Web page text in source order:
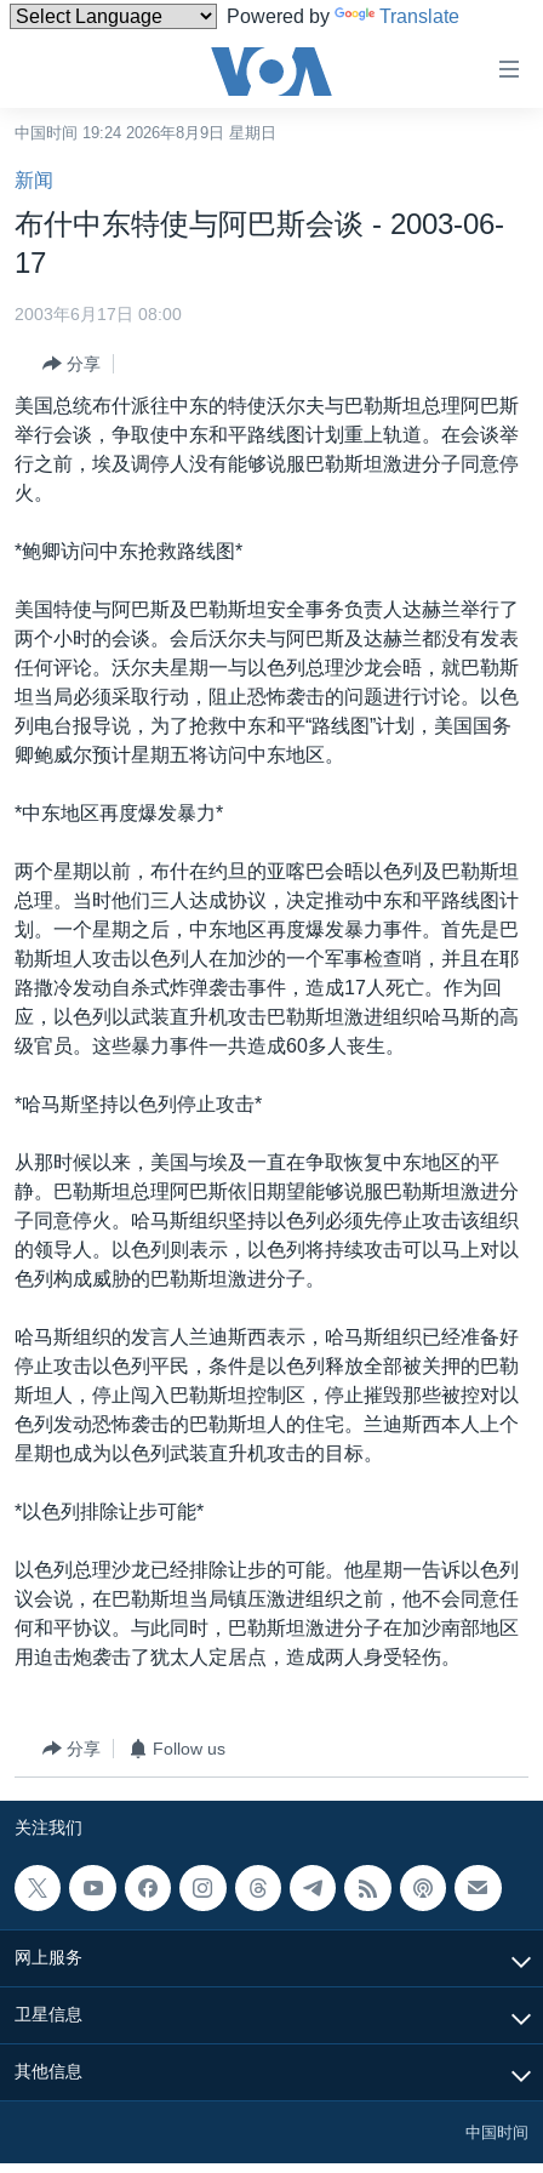
Powered by Translate
碍
链
接
转
内
转
到
导
航
检
索
中国
国际
最新国际新闻
印太
中东
欧洲
美洲
全球议题
分类新闻
经济·金融·贸易
人权·法律·宗教
科教·文娱·体健
劳工
环境
美中关系
热点专题
白宫要闻
国会报道
美中关系
美国建国250周年
埃博拉疫情
美国之音专访
重要讲话与声明
南中国海争端
关注西藏
关注新疆
GEN Z 看美国
VOA视频
VOA今日焦点
中文广播
关注我们
其他语言网站
中国时间 19:24 2026年8月9日 星期日
新闻
布什中东特使与阿巴斯会谈 - 2003-06-
17
2003年6月17日 08:00
分享
美国总统布什派往中东的特使沃尔夫与巴勒斯坦总理阿巴斯
举行会谈，争取使中东和平路线图计划重上轨道。在会谈举
行之前，埃及调停人没有能够说服巴勒斯坦激进分子同意停
火。
*鲍卿访问中东抢救路线图*
美国特使与阿巴斯及巴勒斯坦安全事务负责人达赫兰举行了
两个小时的会谈。会后沃尔夫与阿巴斯及达赫兰都没有发表
任何评论。沃尔夫星期一与以色列总理沙龙会晤，就巴勒斯
坦当局必须采取行动，阻止恐怖袭击的问题进行讨论。以色
列电台报导说，为了抢救中东和平“路线图”计划，美国国务
卿鲍威尔预计星期五将访问中东地区。
*中东地区再度爆发暴力*
两个星期以前，布什在约旦的亚喀巴会晤以色列及巴勒斯坦
总理。当时他们三人达成协议，决定推动中东和平路线图计
划。一个星期之后，中东地区再度爆发暴力事件。首先是巴
勒斯坦人攻击以色列人在加沙的一个军事检查哨，并且在耶
路撒冷发动自杀式炸弹袭击事件，造成17人死亡。作为回
应，以色列以武装直升机攻击巴勒斯坦激进组织哈马斯的高
级官员。这些暴力事件一共造成60多人丧生。
*哈马斯坚持以色列停止攻击*
从那时候以来，美国与埃及一直在争取恢复中东地区的平
静。巴勒斯坦总理阿巴斯依旧期望能够说服巴勒斯坦激进分
子同意停火。哈马斯组织坚持以色列必须先停止攻击该组织
的领导人。以色列则表示，以色列将持续攻击可以马上对以
色列构成威胁的巴勒斯坦激进分子。
哈马斯组织的发言人兰迪斯西表示，哈马斯组织已经准备好
停止攻击以色列平民，条件是以色列释放全部被关押的巴勒
斯坦人，停止闯入巴勒斯坦控制区，停止摧毁那些被控对以
色列发动恐怖袭击的巴勒斯坦人的住宅。兰迪斯西本人上个
星期也成为以色列武装直升机攻击的目标。
*以色列排除让步可能*
以色列总理沙龙已经排除让步的可能。他星期一告诉以色列
议会说，在巴勒斯坦当局镇压激进组织之前，他不会同意任
何和平协议。与此同时，巴勒斯坦激进分子在加沙南部地区
用迫击炮袭击了犹太人定居点，造成两人身受轻伤。
分享 Follow us
关注我们
网上服务
卫星信息
其他信息
中国时间